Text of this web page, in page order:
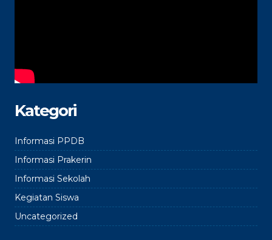
Kategori
Informasi PPDB
Informasi Prakerin
Informasi Sekolah
Kegiatan Siswa
Uncategorized